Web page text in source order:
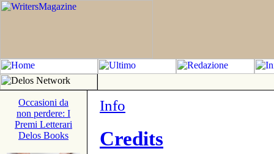
Occasioni da
non perdere: I
Premi Letterari
Delos Books
Info
Credits